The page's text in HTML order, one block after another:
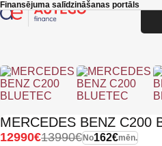
Skip to main content
Finansējuma salīdzināšanas portāls
MERCEDES BENZ C200
No162€mēn.
13990€
12990€